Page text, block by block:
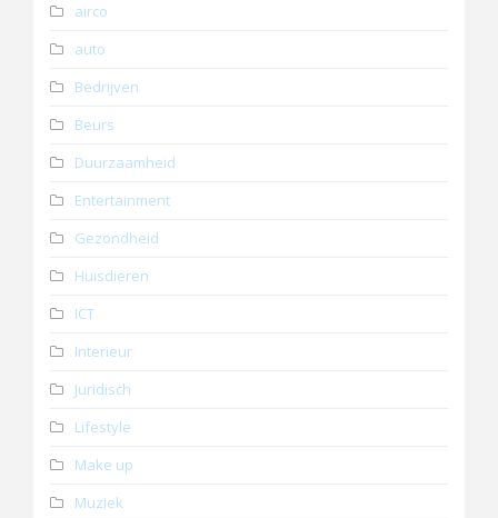
airco
auto
Bedrijven
Beurs
Duurzaamheid
Entertainment
Gezondheid
Huisdieren
ICT
Interieur
Juridisch
Lifestyle
Make up
Muziek